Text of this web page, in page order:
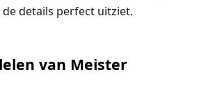
details perfect uitziet.
van Meister